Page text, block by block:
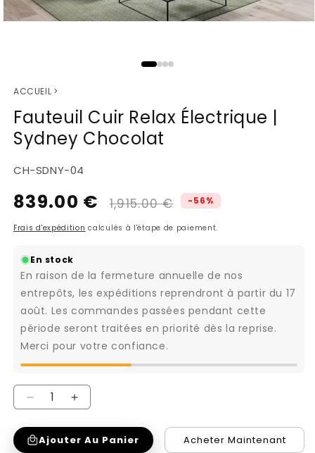
une
fenêtre
modale
ACCUEIL >
Fauteuil Cuir Relax Électrique |
Sydney Chocolat
SKU:
CH-SDNY-04
Prix
839.00 €
Prix
1,915.00 € -56%
Frais d'expédition calculés à l'étape de paiement.
En stock
En raison de la fermeture annuelle de nos
entrepôts, les expéditions reprendront à partir du 17
août. Les commandes passées pendant cette
période seront traitées en priorité dès la reprise.
Merci pour votre confiance.
Réduire
la
quantité
Augmenter
la
quantité
Ajouter Au Panier Acheter Maintenant